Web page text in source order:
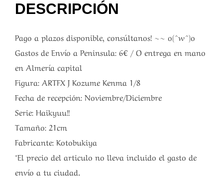
DESCRIPCIÓN
Pago a plazos disponible, consúltanos! ~~ o(^w^)o
Gastos de Envío a Peninsula: 6€ / O entrega en mano
en Almería capital
Figura: ARTFX J Kozume Kenma 1/8
Fecha de recepción: Noviembre/Diciembre
Serie: Haikyuu!!
Tamaño: 21cm
Fabricante: Kotobukiya
*El precio del articulo no lleva incluido el gasto de
envío a tu ciudad.